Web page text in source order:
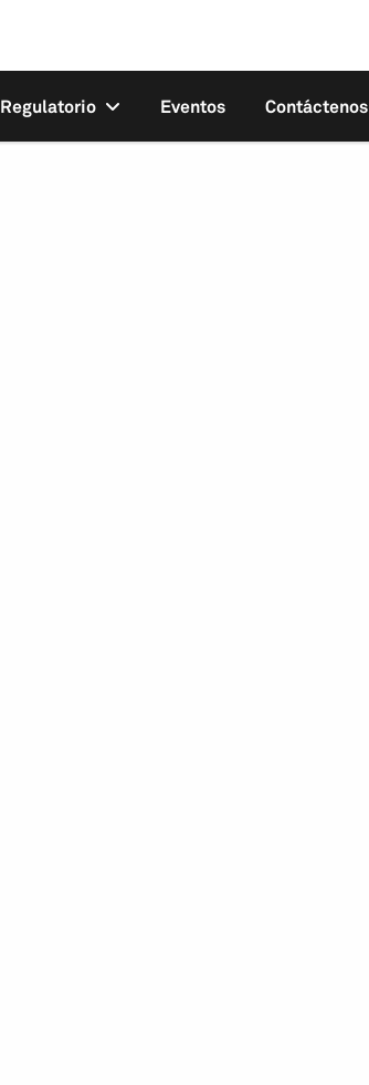
Regulatorio Eventos Contáctenos